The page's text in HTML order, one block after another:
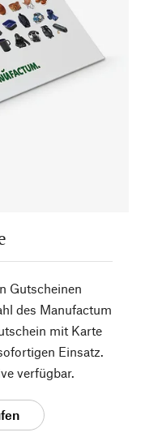
Gutscheinen
des Manufactum
mit Karte
Einsatz.
verfügbar.